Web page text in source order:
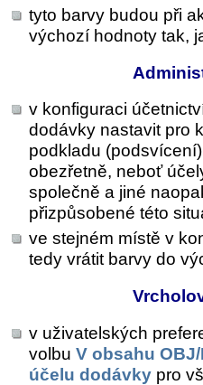
tyto barvy budou při
výchozí hodnoty tak,
v konfiguraci
dodávky nastavit pro
podkladu
obezřetně, neboť
společně a jiné
přizpůsobené této
ve stejném místě v
tedy vrátit barvy do
v uživatelských
volbu V obsahu
účelu dodávky pro